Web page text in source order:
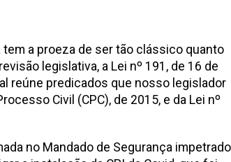
a proeza de ser tão clássico quanto
legislativa, a Lei nº 191, de 16 de
reúne predicados que nosso legislador
Civil (CPC), de 2015, e da Lei nº
no Mandado de Segurança impetrado